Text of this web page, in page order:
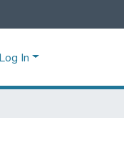
Log In